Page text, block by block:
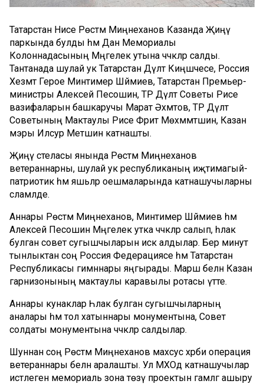
Татарстан Hәисе Рөстәм Миңнеханов Казанда Җиңү
паркында булды һәм Дан Мемориалы
Колоннадасының Мәңгелек утына чәчәкләр салды.
Тантанада шулай ук Татарстан Дәүләт Киңәшчесе, Россия
Хезмәт Герое Минтимер Шәймиев, Татарстан Премьер-
министры Алексей Песошин, ТР Дәүләт Советы Рәисе
вазифаларын башкаручы Марат Әхмәтов, ТР Дәүләт
Советының Мактаулы Рәисе Фәрит Мөхәммәтшин, Казан
мэры Илсур Метшин катнашты.
Җиңү стеласы янында Рөстәм Миңнеханов
ветераннарны, шулай ук республиканың иҗтимагый-
патриотик һәм яшьләр оешмаларында катнашучыларны
сәламләде.
Аннары Рөстәм Миңнеханов, Минтимер Шәймиев һәм
Алексей Песошин Мәңгелек утка чәчәкләр салып, һәлак
булган совет сугышчыларын искә алдылар. Бер минут
тынлыктан соң Россия Федерациясе һәм Татарстан
Республикасы гимннары яңгырады. Марш белән Казан
гарнизонының мактаулы каравылы ротасы үтте.
Аннары кунаклар Һәлак булган сугышчыларның
аналары һәм тол хатыннары монументына, Совет
солдаты монументына чәчәкләр салдылар.
Шуннан соң Рөстәм Миңнеханов махсус хәрби операция
ветераннары белән аралашты. Ул МХОдә катнашучылар
истәлегенә мемориаль зона төзү проектын гамәлгә ашыру